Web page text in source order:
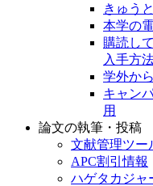
きゅう
本学の
購読し
入手方
学外か
キャン
用
論文の執筆・投稿
文献管理ツー
APC割引情報
ハゲタカジャ